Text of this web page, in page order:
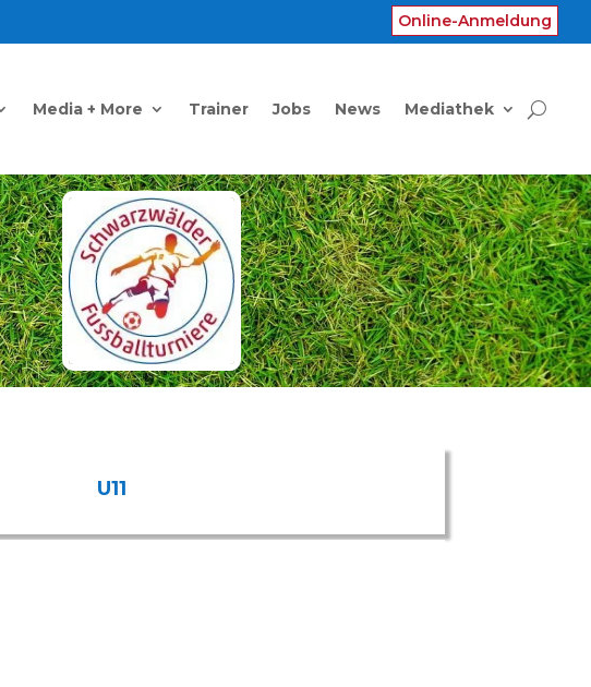
Online-Anmeldung
Media + More Trainer Jobs News Mediathek
U11